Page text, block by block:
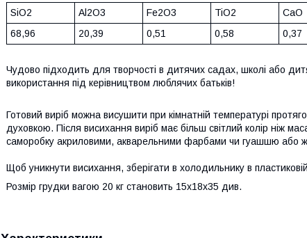
SiO2 Al2O3 Fe2O3 TiO2 CaO
68,96
20,39 0,51 0,58 0,37
Чудово підходить для творчості в дитячих садах, школі або
використання під керівництвом люблячих батьків!
Готовий виріб можна висушити при кімнатній температурі
духовкою. Після висихання виріб має більш світлий колір ніж
саморобку акриловими, акварельними фарбами чи гуашшю або
Щоб уникнути висихання, зберігати в холодильнику в
Розмір грудки вагою 20 кг становить 15х18х35 див.